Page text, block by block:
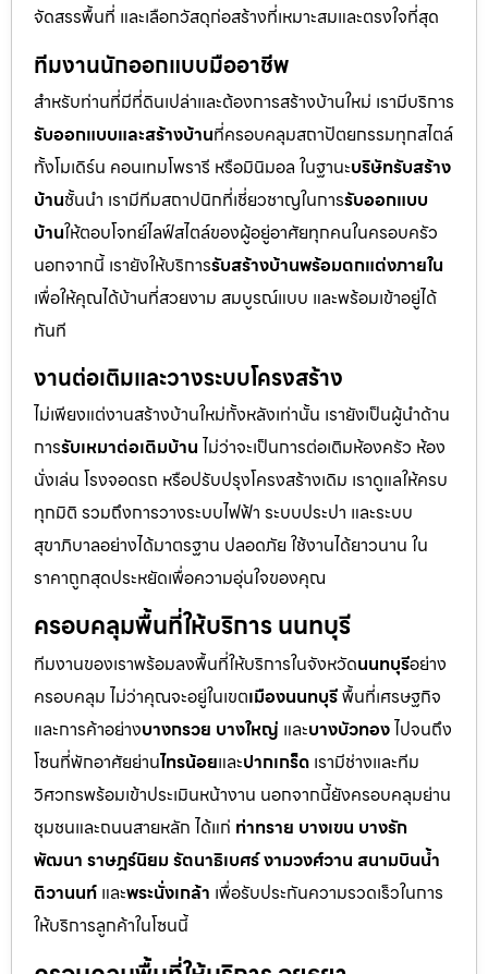
จัดสรรพื้นที่ และเลือกวัสดุก่อสร้างที่เหมาะสมและตรงใจที่สุด
ทีมงานนักออกแบบมืออาชีพ
สำหรับท่านที่มีที่ดินเปล่าและต้องการสร้างบ้านใหม่ เรามีบริการ
รับออกแบบและสร้างบ้านที่ครอบคลุมสถาปัตยกรรมทุกสไตล์
ทั้งโมเดิร์น คอนเทมโพรารี หรือมินิมอล ในฐานะบริษัทรับสร้าง
บ้านชั้นนำ เรามีทีมสถาปนิกที่เชี่ยวชาญในการรับออกแบบ
บ้านให้ตอบโจทย์ไลฟ์สไตล์ของผู้อยู่อาศัยทุกคนในครอบครัว
นอกจากนี้ เรายังให้บริการรับสร้างบ้านพร้อมตกแต่งภายใน
เพื่อให้คุณได้บ้านที่สวยงาม สมบูรณ์แบบ และพร้อมเข้าอยู่ได้
ทันที
งานต่อเติมและวางระบบโครงสร้าง
ไม่เพียงแต่งานสร้างบ้านใหม่ทั้งหลังเท่านั้น เรายังเป็นผู้นำด้าน
การรับเหมาต่อเติมบ้าน ไม่ว่าจะเป็นการต่อเติมห้องครัว ห้อง
นั่งเล่น โรงจอดรถ หรือปรับปรุงโครงสร้างเดิม เราดูแลให้ครบ
ทุกมิติ รวมถึงการวางระบบไฟฟ้า ระบบประปา และระบบ
สุขาภิบาลอย่างได้มาตรฐาน ปลอดภัย ใช้งานได้ยาวนาน ใน
ราคาถูกสุดประหยัดเพื่อความอุ่นใจของคุณ
ครอบคลุมพื้นที่ให้บริการ นนทบุรี
ทีมงานของเราพร้อมลงพื้นที่ให้บริการในจังหวัดนนทบุรีอย่าง
ครอบคลุม ไม่ว่าคุณจะอยู่ในเขตเมืองนนทบุรีพื้นที่เศรษฐกิจ
และการค้าอย่างบางกรวย บางใหญ่ และบางบัวทองไปจนถึง
โซนที่พักอาศัยย่านไทรน้อยและปากเกร็ด เรามีช่างและทีม
วิศวกรพร้อมเข้าประเมินหน้างาน นอกจากนี้ยังครอบคลุมย่าน
ชุมชนและถนนสายหลัก ได้แก่ ท่าทราย บางเขน บางรัก
พัฒนา ราษฎร์นิยม รัตนาธิเบศร์ งามวงศ์วาน สนามบินน้ำ
ติวานนท์ และพระนั่งเกล้า เพื่อรับประกันความรวดเร็วในการ
ให้บริการลูกค้าในโซนนี้